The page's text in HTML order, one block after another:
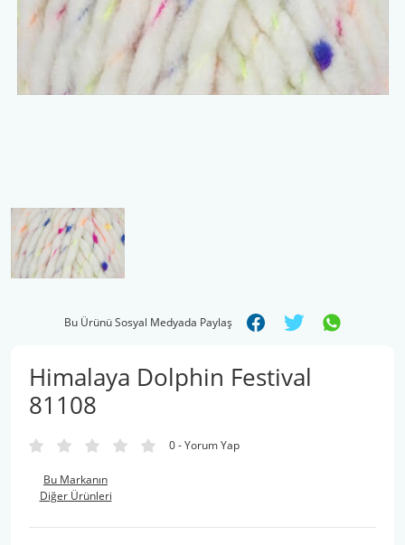
Bu Ürünü Sosyal Medyada Paylaş
Himalaya Dolphin Festival
81108
0 - Yorum Yap
Bu Markanın
Diğer Ürünleri
Şal İpleri